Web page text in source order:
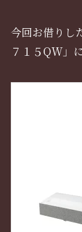
今回お借りし
７１５QW」